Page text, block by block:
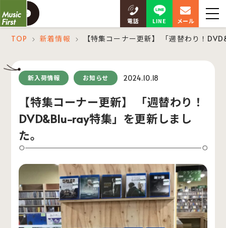
電話 LINE メール
TOP ＞ 新着情報 ＞ 【特集コーナー更新】 「週替わり！
新入荷情報 お知らせ 2024.10.18
【特集コーナー更新】 「週替わり！
DVD&Blu-ray特集」を更新しまし
た。